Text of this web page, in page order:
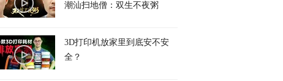
潮汕扫地僧：双生不夜粥
3D打印机放家里到底安不安
全？